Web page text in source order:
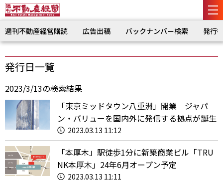
週刊不動産経営購読 広告出稿 バックナンバー検索 発行
発行日一覧
2023/3/13の検索結果
「東京ミッドタウン八重洲」開業 ジャパ
ン・バリューを国内外に発信する拠点が誕生
2023.03.13 11:12
「本厚木」駅徒歩1分に新築商業ビル「TRU
NK本厚木」24年6月オープン予定
2023.03.13 11:11